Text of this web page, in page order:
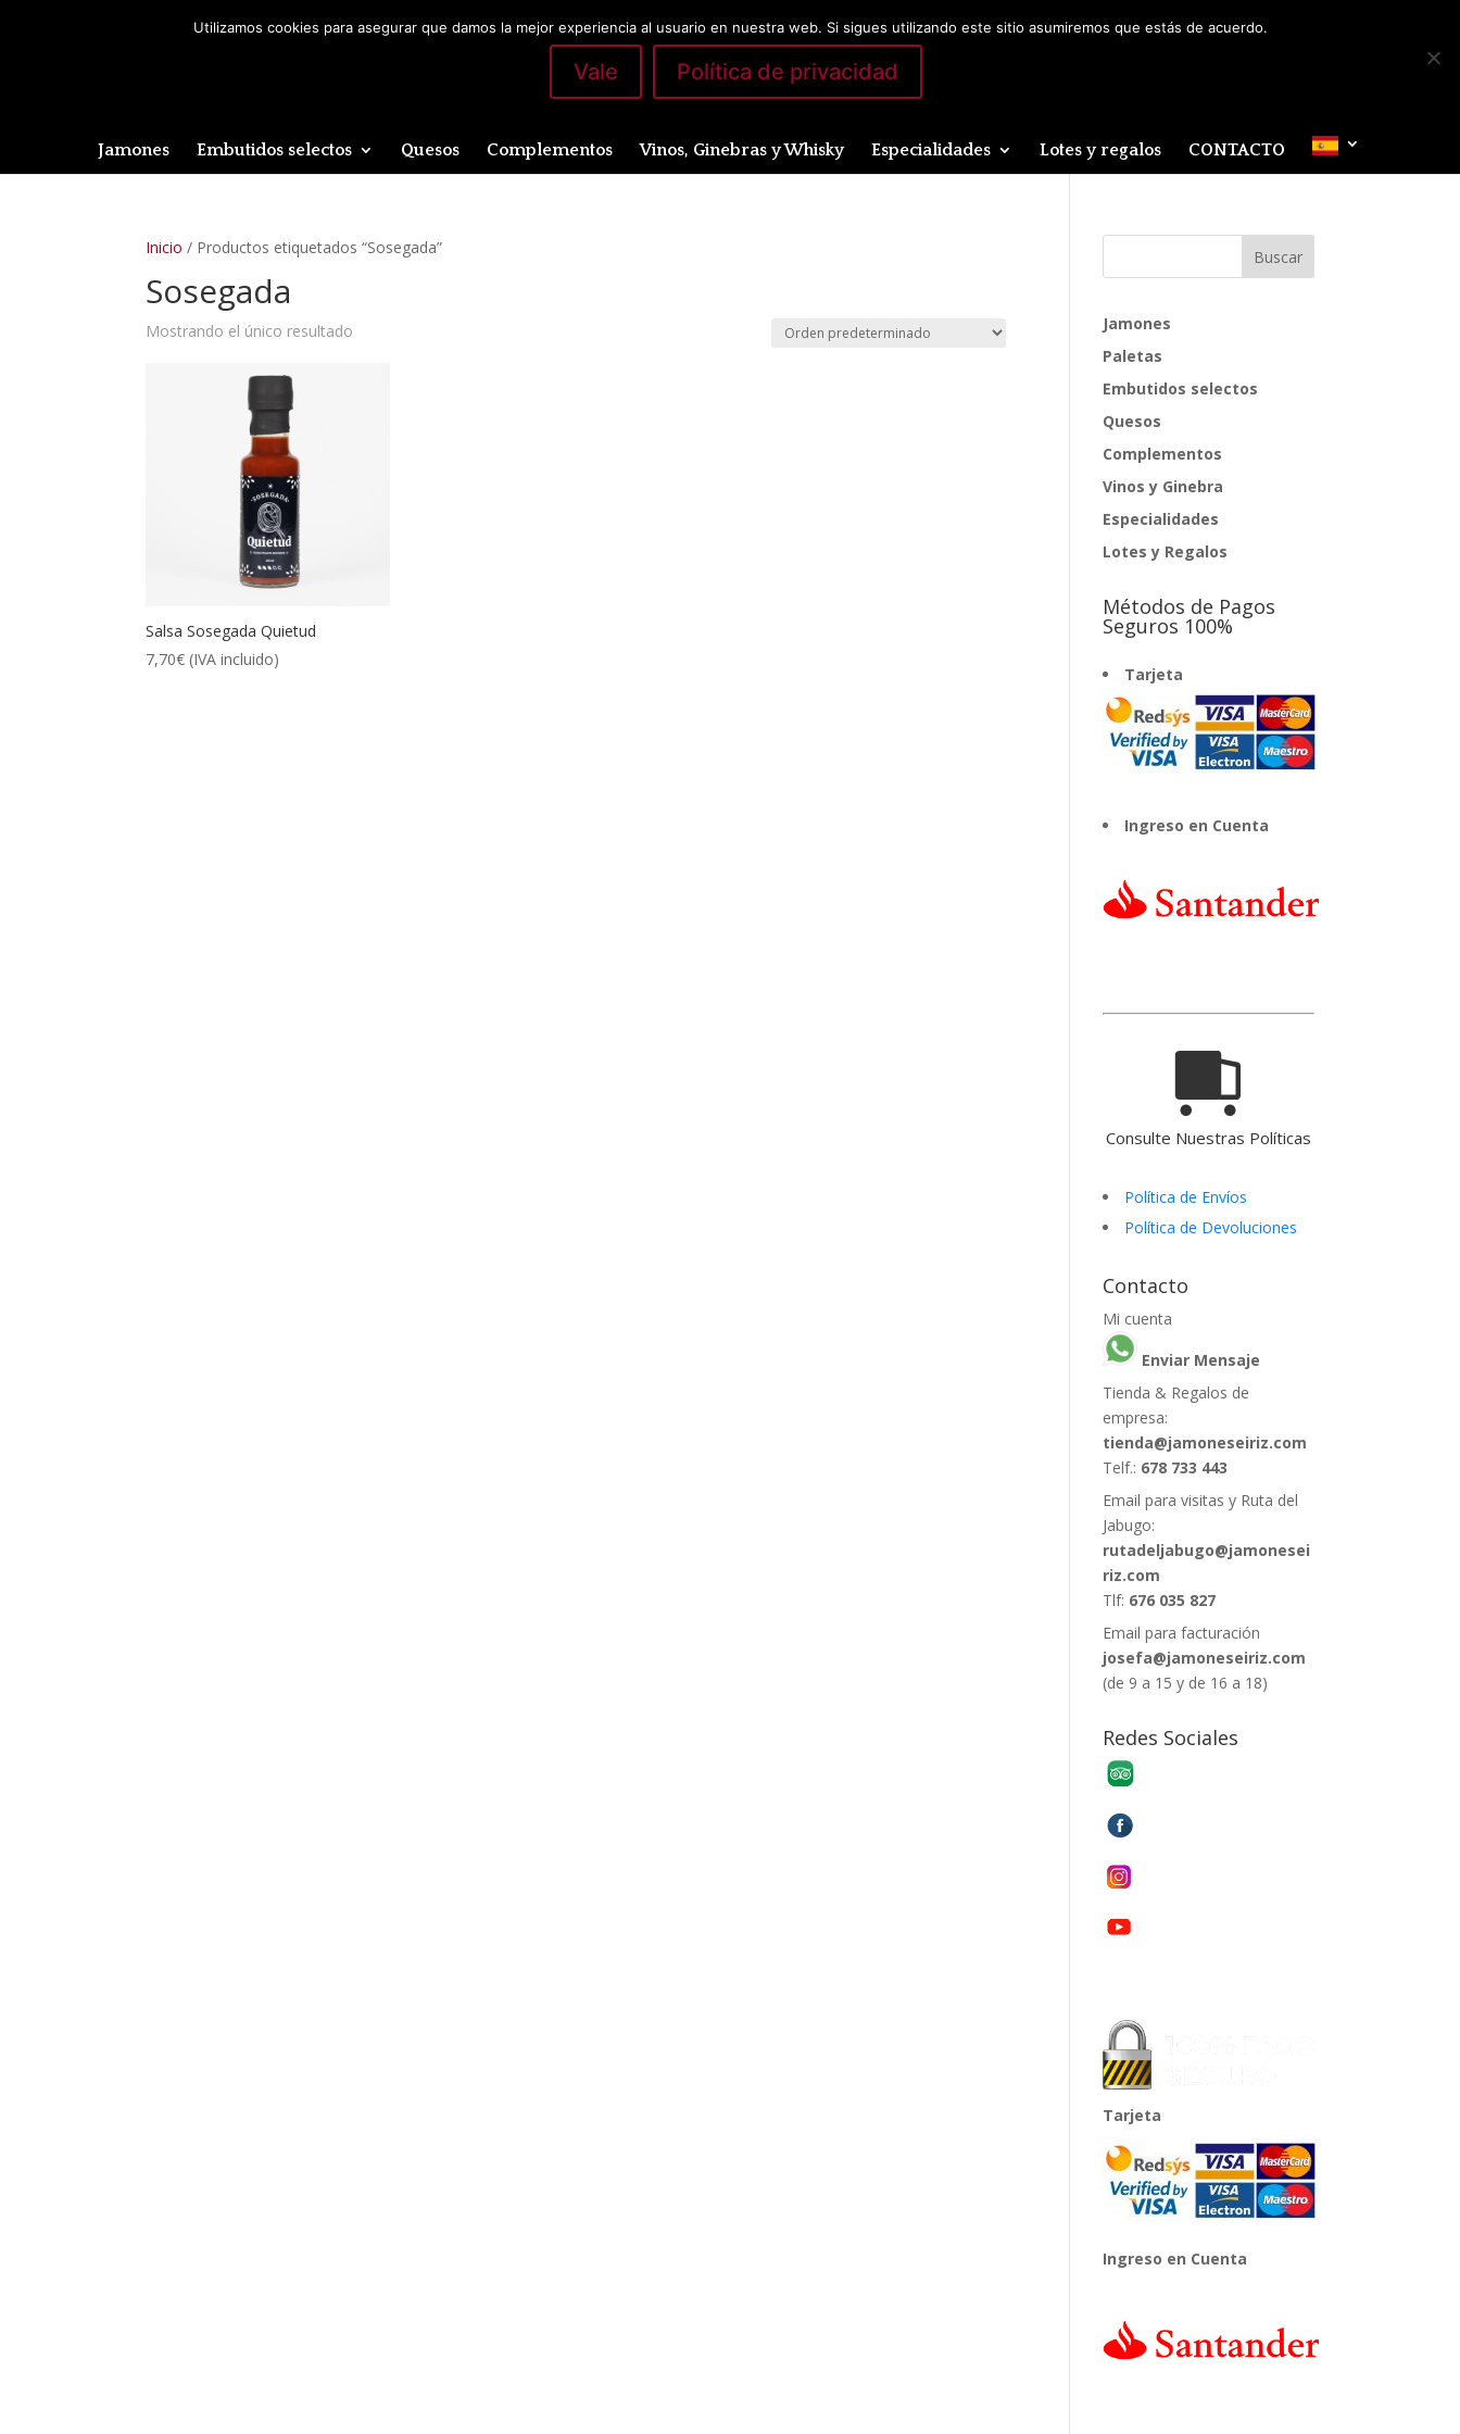
Mi cuenta 0 elementos
Jamones Embutidos selectos Quesos Complementos Vinos, Ginebras y Whisky Especialidades Lotes y regalos CONTACTO
Inicio / Productos etiquetados “Sosegada”
Sosegada
Mostrando el único resultado
Salsa Sosegada Quietud
7,70€ (IVA incluido)
Jamones
Paletas
Embutidos selectos
Quesos
Complementos
Vinos y Ginebra
Especialidades
Lotes y Regalos
Métodos de Pagos
Seguros 100%
Tarjeta
Ingreso en Cuenta
Consulte Nuestras Políticas
Política de Envíos
Política de Devoluciones
Contacto
Mi cuenta
Enviar Mensaje
Tienda & Regalos de
empresa:
tienda@jamoneseiriz.com
Telf.: 678 733 443
Email para visitas y Ruta del
Jabugo:
rutadeljabugo@jamonesei
riz.com
Tlf: 676 035 827
Email para facturación
josefa@jamoneseiriz.com
(de 9 a 15 y de 16 a 18)
Redes Sociales
Tarjeta
Ingreso en Cuenta
Utilizamos cookies para asegurar que damos la mejor experiencia al usuario en nuestra web. Si sigues utilizando este sitio asumiremos que estás de acuerdo.
Vale Política de privacidad